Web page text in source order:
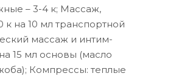
– 3-4 к; Массаж,
к на 10 мл транспортной
массаж и интим-
15 мл основы (масло
Компрессы: теплые